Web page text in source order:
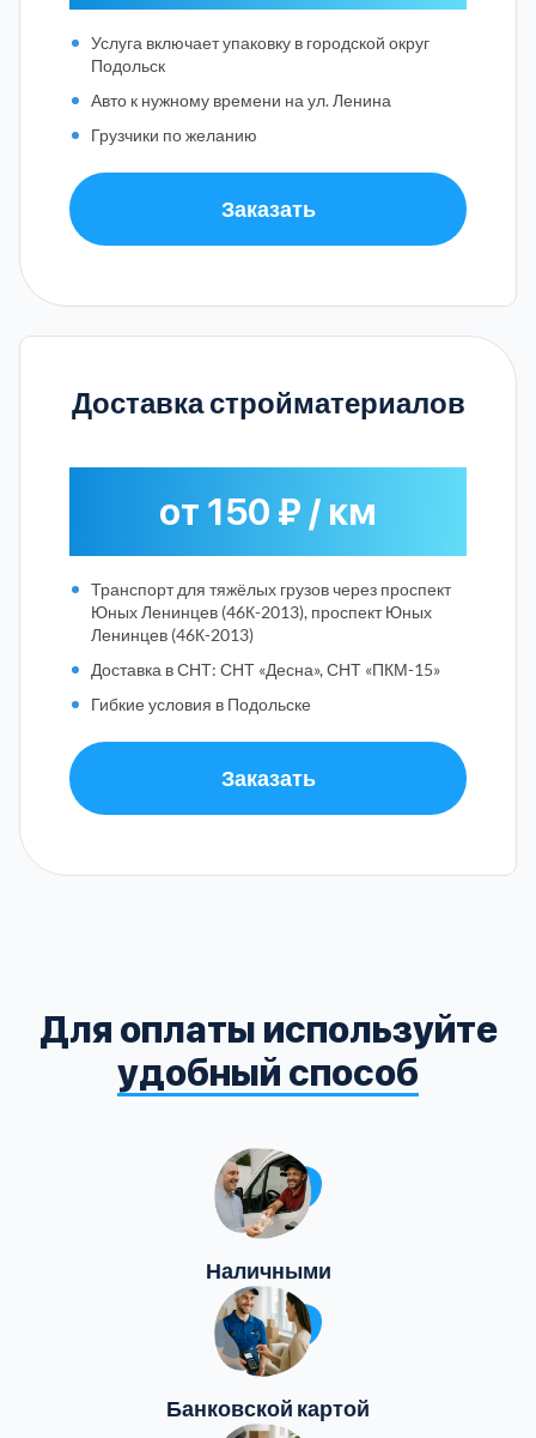
Услуга включает упаковку в городской округ
Подольск
Авто к нужному времени на ул. Ленина
Грузчики по желанию
Заказать
Доставка стройматериалов
от 150 ₽ / км
Транспорт для тяжёлых грузов через проспект
Юных Ленинцев (46К-2013), проспект Юных
Ленинцев (46К-2013)
Доставка в СНТ: СНТ «Десна», СНТ «ПКМ-15»
Гибкие условия в Подольске
Заказать
Для оплаты используйте
удобный способ
Наличными
Банковской картой